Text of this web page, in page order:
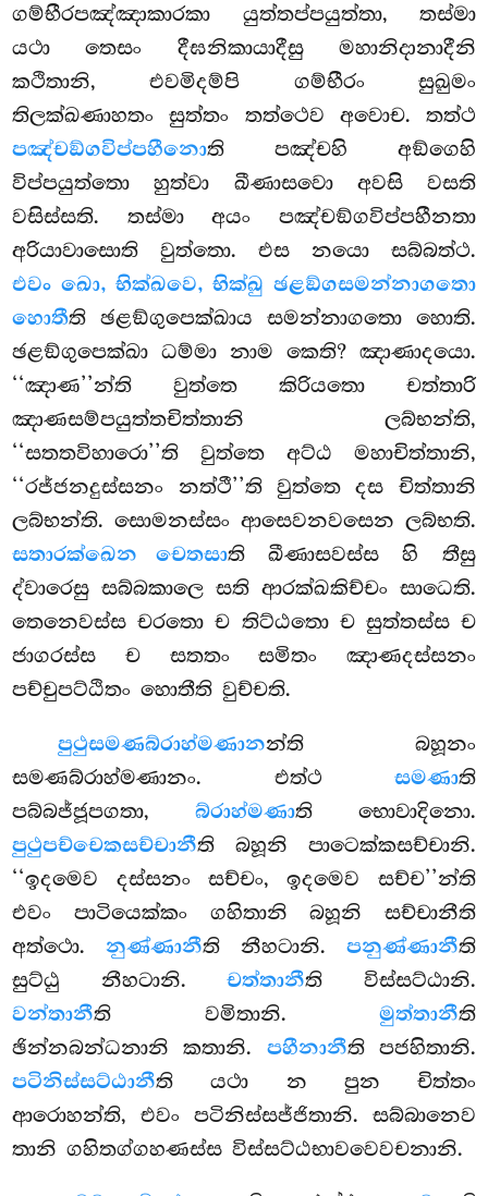
ගම්භීරපඤ්ඤාකාරකා යුත්තප්පයුත්තා, තස්මා
යථා තෙසං දීඝනිකායාදීසු මහානිදානාදීනි
කථිතානි, එවමිදම්පි ගම්භීරං සුඛුමං
තිලක්ඛණාහතං සුත්තං තත්ථෙව අවොච. තත්ථ
පඤ්චඞ්ගවිප්පහීනොති පඤ්චහි අඞ්ගෙහි
විප්පයුත්තො හුත්වා ඛීණාසවො අවසි වසති
වසිස්සති. තස්මා අයං පඤ්චඞ්ගවිප්පහීනතා
අරියාවාසොති වුත්තො. එස නයො සබ්බත්ථ.
එවං ඛො, භික්ඛවෙ, භික්ඛු ඡළඞ්ගසමන්නාගතො
හොතීති ඡළඞ්ගුපෙක්ඛාය සමන්නාගතො හොති.
ඡළඞ්ගුපෙක්ඛා ධම්මා නාම කෙති? ඤාණාදයො.
‘‘ඤාණ’’න්ති වුත්තෙ කිරියතො චත්තාරි
ඤාණසම්පයුත්තචිත්තානි ලබ්භන්ති,
‘‘සතතවිහාරො’’ති වුත්තෙ අට්ඨ මහාචිත්තානි,
‘‘රජ්ජනදුස්සනං නත්ථී’’ති වුත්තෙ දස චිත්තානි
ලබ්භන්ති. සොමනස්සං ආසෙවනවසෙන ලබ්භති.
සතාරක්ඛෙන චෙතසාති ඛීණාසවස්ස හි තීසු
ද්වාරෙසු සබ්බකාලෙ සති ආරක්ඛකිච්චං සාධෙති.
තෙනෙවස්ස චරතො ච තිට්ඨතො ච සුත්තස්ස ච
ජාගරස්ස ච සතතං සමිතං ඤාණදස්සනං
පච්චුපට්ඨිතං හොතීති වුච්චති.
පුථුසමණබ්රාහ්මණානන්ති බහූනං
සමණබ්රාහ්මණානං. එත්ථ සමණාති
පබ්බජ්ජූපගතා, බ්රාහ්මණාති භොවාදිනො.
පුථුපච්චෙකසච්චානීති බහූනි පාටෙක්කසච්චානි.
‘‘ඉදමෙව දස්සනං සච්චං, ඉදමෙව සච්ච’’න්ති
එවං පාටියෙක්කං ගහිතානි බහූනි සච්චානීති
අත්ථො.නුණ්ණානීති නීහටානි. පනුණ්ණානීති
සුට්ඨු නීහටානි.චත්තානීති විස්සට්ඨානි.
වන්තානීති වමිතානි. මුත්තානීති
ඡින්නබන්ධනානි කතානි. පහීනානීති පජහිතානි.
පටිනිස්සට්ඨානීති යථා න පුන චිත්තං
ආරොහන්ති, එවං පටිනිස්සජ්ජිතානි. සබ්බානෙව
තානි ගහිතග්ගහණස්ස විස්සට්ඨභාවවෙවචනානි.